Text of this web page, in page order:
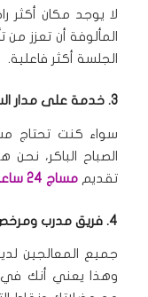
لا يوجد مكان أكثر
المألوفة أن تعزز من
الجلسة أكثر فاعلية.
3. خدمة على مدار الساعة
سواء كنت تحتاج
الصباح الباكر، نحن
تقديم مساج 24 ساعة بالرياض
4. فريق مدرب ومرخص
جميع المعالجين
وهذا يعني أنك في